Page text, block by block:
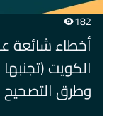
182
أخطاء شائعة
الكويت
وطرق